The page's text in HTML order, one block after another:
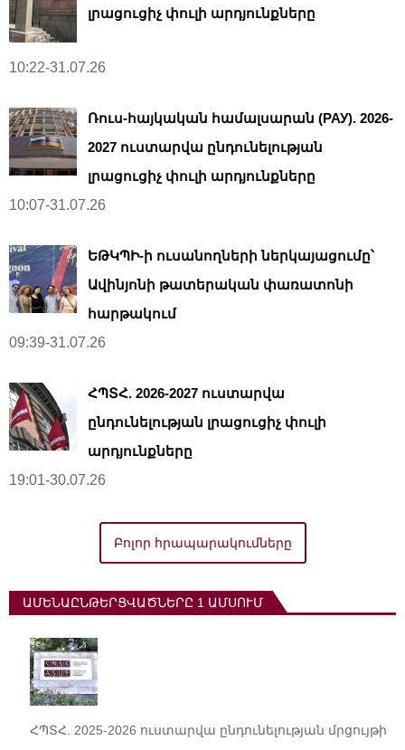
լրացուցիչ փուլի արդյունքները
10:22-31.07.26
Ռուս-հայկական համալսարան (РАУ). 2026-
2027 ուստարվա ընդունելության
լրացուցիչ փուլի արդյունքները
10:07-31.07.26
ԵԹԿՊԻ-ի ուսանողների ներկայացումը՝
Ավինյոնի թատերական փառատոնի
հարթակում
09:39-31.07.26
ՀՊՏՀ. 2026-2027 ուստարվա
ընդունելության լրացուցիչ փուլի
արդյունքները
19:01-30.07.26
Բոլոր հրապարակումները
ԱՄԵՆԱԸՆԹԵՐՑՎԱԾՆԵՐԸ 1 ԱՄՍՈՒՄ
ՀՊՏՀ. 2025-2026 ուստարվա ընդունելության մրցույթի